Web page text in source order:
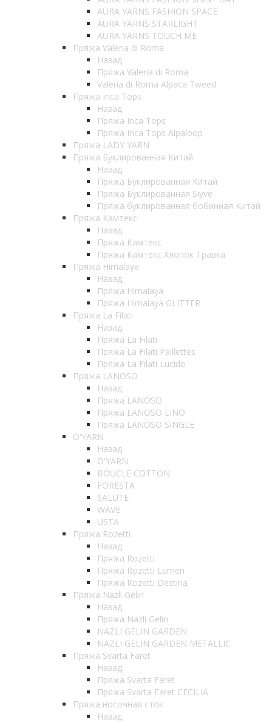
AURA YARNS FASHION SPACE
AURA YARNS STARLIGHT
AURA YARNS TOUCH ME
Пряжа Valeria di Roma
Назад
Пряжа Valeria di Roma
Valeria di Roma Alpaca Tweed
Пряжа Inca Tops
Назад
Пряжа Inca Tops
Пряжа Inca Tops Alpaloop
Пряжа LADY YARN
Пряжа Буклированная Китай
Назад
Пряжа Буклированная Китай
Пряжа Буклированная Siyve
Пряжа буклированная бобинная Китай
Пряжа Камтекс
Назад
Пряжа Камтекс
Пряжа Камтекс Хлопок Травка
Пряжа Himalaya
Назад
Пряжа Himalaya
Пряжа Himalaya GLITTER
Пряжа La Filati
Назад
Пряжа La Filati
Пряжа La Filati Paillettes
Пряжа La Filati Lucido
Пряжа LANOSO
Назад
Пряжа LANOSO
Пряжа LANOSO LINO
Пряжа LANOSO SINGLE
O'YARN
Назад
O'YARN
BOUCLE COTTON
FORESTA
SALUTE
WAVE
USTA
Пряжа Rozetti
Назад
Пряжа Rozetti
Пряжа Rozetti Lumen
Пряжа Rozetti Destina
Пряжа Nazli Gelin
Назад
Пряжа Nazli Gelin
NAZLI GELIN GARDEN
NAZLI GELIN GARDEN METALLIC
Пряжа Svarta Faret
Назад
Пряжа Svarta Faret
Пряжа Svarta Faret CECILIA
Пряжа носочная сток
Назад